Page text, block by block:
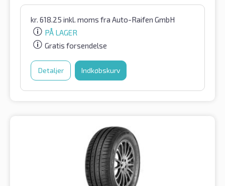
kr. 618.25 inkl. moms fra Auto-Raifen GmbH
PÅ LAGER
Gratis forsendelse
Detaljer Indkøbskurv